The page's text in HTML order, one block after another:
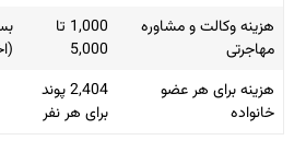
هزینه وکالت و مشاوره
مهاجرتی
1,000 تا
5,000
هزینه برای هر عضو
خانواده
2,404 پوند
برای هر نفر